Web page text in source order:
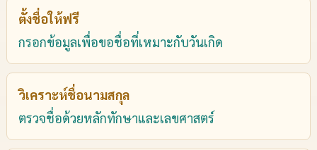
ตั้งชื่อให้ฟรี
กรอกข้อมูลเพื่อขอชื่อที่เหมาะกับวันเกิด
วิเคราะห์ชื่อนามสกุล
ตรวจชื่อด้วยหลักทักษาและเลขศาสตร์